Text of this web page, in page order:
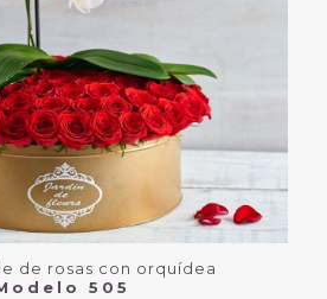
de rosas con orquídea
505